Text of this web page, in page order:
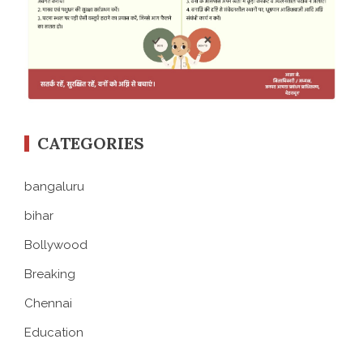
CATEGORIES
bangaluru
bihar
Bollywood
Breaking
Chennai
Education